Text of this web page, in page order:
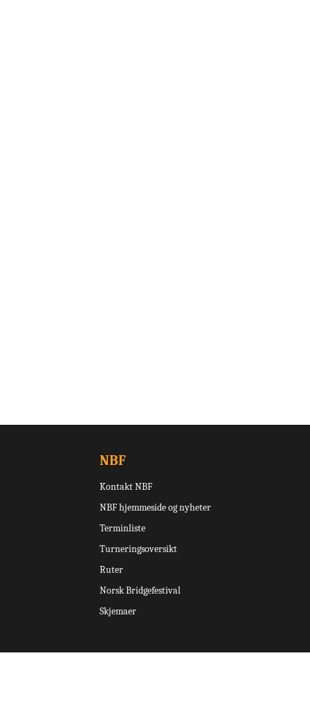
NBF
Kontakt NBF
NBF hjemmeside og nyheter
Terminliste
Turneringsoversikt
Ruter
Norsk Bridgefestival
Skjemaer